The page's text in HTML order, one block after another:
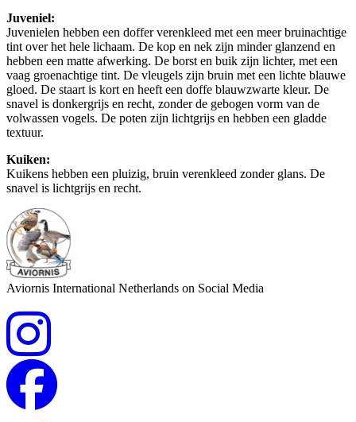
Juveniel:
Juvenielen hebben een doffer verenkleed met een meer bruinachtige
tint over het hele lichaam. De kop en nek zijn minder glanzend en
hebben een matte afwerking. De borst en buik zijn lichter, met een
vaag groenachtige tint. De vleugels zijn bruin met een lichte blauwe
gloed. De staart is kort en heeft een doffe blauwzwarte kleur. De
snavel is donkergrijs en recht, zonder de gebogen vorm van de
volwassen vogels. De poten zijn lichtgrijs en hebben een gladde
textuur.
Kuiken:
Kuikens hebben een pluizig, bruin verenkleed zonder glans. De
snavel is lichtgrijs en recht.
Aviornis International Netherlands on Social Media